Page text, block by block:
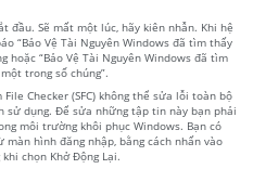
đầu. Sẽ mất một lúc, hãy kiên nhẫn. Khi hệ
“Bảo Vệ Tài Nguyên Windows đã tìm thấy
hoặc “Bảo Vệ Tài Nguyên Windows đã tìm
trong số chúng”.
Checker (SFC) không thể sửa lỗi toàn bộ
sử dụng. Để sửa những tập tin này bạn phải
môi trường khôi phục Windows. Bạn có
hình đăng nhập, bằng cách nhấn vào
chọn Khở Động Lại.